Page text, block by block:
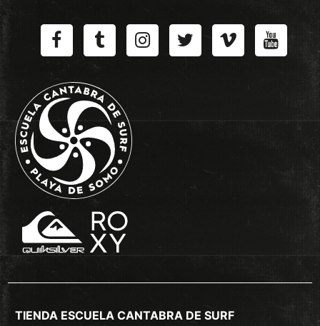
TIENDA ESCUELA CANTABRA DE SURF